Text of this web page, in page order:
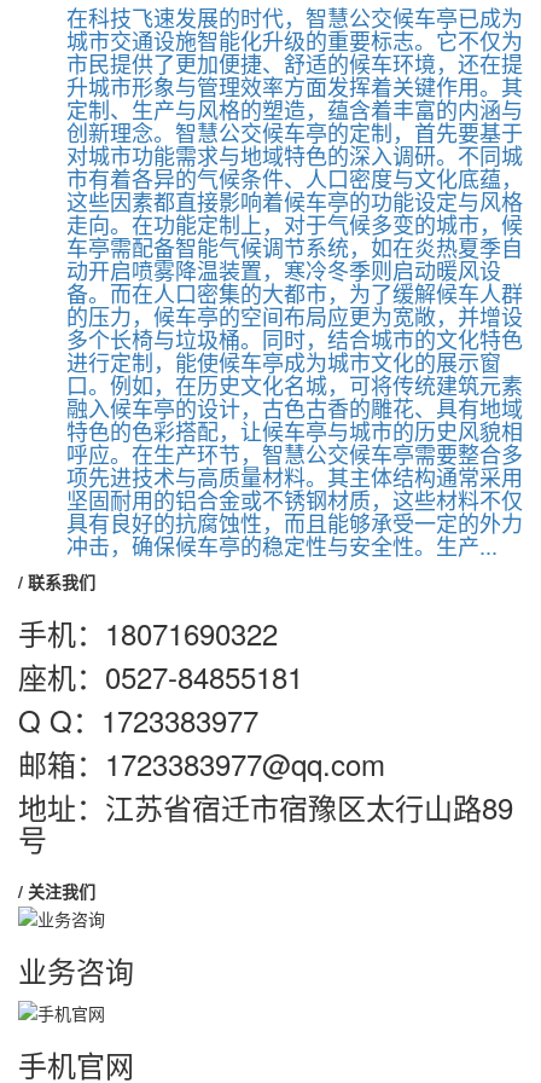
在科技飞速发展的时代，智慧公交候车亭已成为
城市交通设施智能化升级的重要标志。它不仅为
市民提供了更加便捷、舒适的候车环境，还在提
升城市形象与管理效率方面发挥着关键作用。其
定制、生产与风格的塑造，蕴含着丰富的内涵与
创新理念。智慧公交候车亭的定制，首先要基于
对城市功能需求与地域特色的深入调研。不同城
市有着各异的气候条件、人口密度与文化底蕴，
这些因素都直接影响着候车亭的功能设定与风格
走向。在功能定制上，对于气候多变的城市，候
车亭需配备智能气候调节系统，如在炎热夏季自
动开启喷雾降温装置，寒冷冬季则启动暖风设
备。而在人口密集的大都市，为了缓解候车人群
的压力，候车亭的空间布局应更为宽敞，并增设
多个长椅与垃圾桶。同时，结合城市的文化特色
进行定制，能使候车亭成为城市文化的展示窗
口。例如，在历史文化名城，可将传统建筑元素
融入候车亭的设计，古色古香的雕花、具有地域
特色的色彩搭配，让候车亭与城市的历史风貌相
呼应。在生产环节，智慧公交候车亭需要整合多
项先进技术与高质量材料。其主体结构通常采用
坚固耐用的铝合金或不锈钢材质，这些材料不仅
具有良好的抗腐蚀性，而且能够承受一定的外力
冲击，确保候车亭的稳定性与安全性。生产...
/ 联系我们
手机： 18071690322
座机：0527-84855181
Q Q：1723383977
邮箱：1723383977@qq.com
地址：江苏省宿迁市宿豫区太行山路89
号
/ 关注我们
业务咨询
手机官网